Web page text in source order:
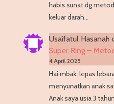
habis sunat dg
keluar darah…
Usaifatul Hasanah
Super Ring –
4 April 2025
Hai mbak, lepas
menyunatkan anak
Anak saya usia 3